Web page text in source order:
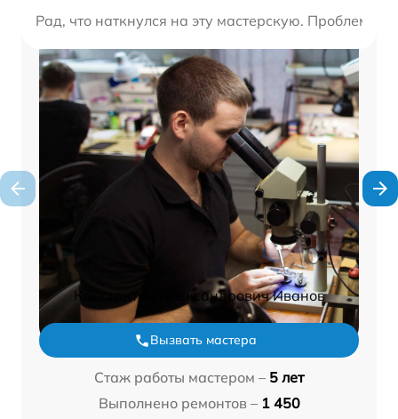
Рад, что наткнулся на эту мастерскую. Проблему
Константин Александрович Иванов
Вызвать мастера
Стаж работы мастером – 5 лет
Выполнено ремонтов – 1 450